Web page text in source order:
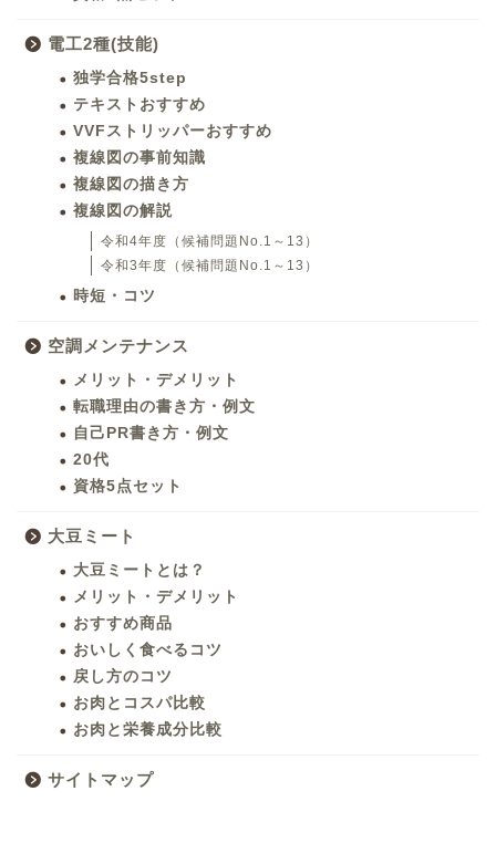
電工2種(技能)
独学合格5step
テキストおすすめ
VVFストリッパーおすすめ
複線図の事前知識
複線図の描き方
複線図の解説
令和4年度（候補問題No.1～13）
令和3年度（候補問題No.1～13）
時短・コツ
空調メンテナンス
メリット・デメリット
転職理由の書き方・例文
自己PR書き方・例文
20代
資格5点セット
大豆ミート
大豆ミートとは？
メリット・デメリット
おすすめ商品
おいしく食べるコツ
戻し方のコツ
お肉とコスパ比較
お肉と栄養成分比較
サイトマップ